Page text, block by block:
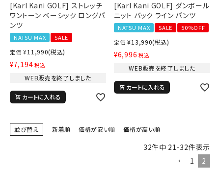
キーワードから探す
search
[Karl Kani GOLF] ストレッチ
ワントーン ベーシック ロングパ
ンツ
NATSU MAX
SALE
定価 ¥11,990(税込)
¥7,194 税込
WEB販売を終了しました
カートに入れる
[Karl Kani GOLF] ダンボール
ニット バック ライン パンツ
NATSU MAX SALE
50%OFF
定価 ¥13,990(税込)
¥6,996 税込
WEB販売を終了しました
カートに入れる
並び替え 新着順 価格が安い順 価格が高い順
32件中 21-32件表示
1
2